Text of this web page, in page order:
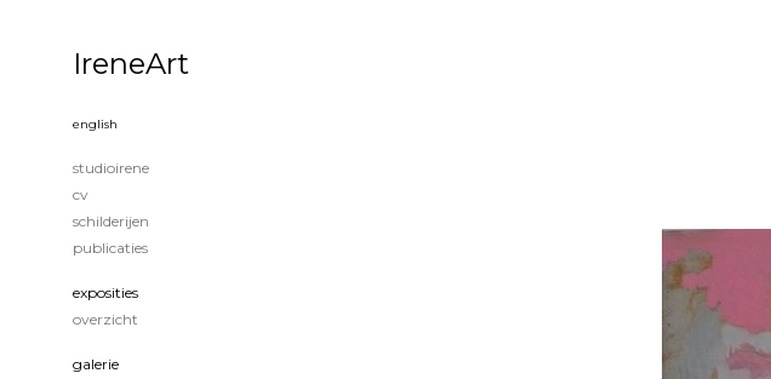
IreneArt
english
studioirene
cv
schilderijen
publicaties
exposities
overzicht
galerie